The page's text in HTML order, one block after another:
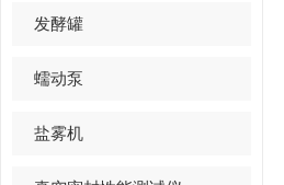
发酵罐
蠕动泵
盐雾机